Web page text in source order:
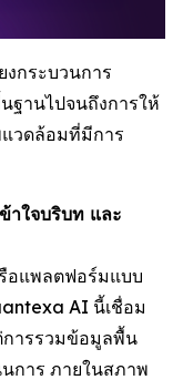
กระบวนการ
ฐานไปจนถึงการให้
แวดล้อมที่มีการ
าใจบริบท และ
อแพลตฟอร์มแบบ
AI นี้เชื่อม
การรวมข้อมูลพื้น
การ ภายในสภาพ